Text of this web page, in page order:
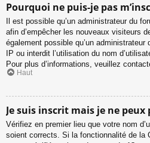
Pourquoi ne puis-je pas
Il est possible qu’un administrateur du
afin d’empêcher les nouveaux visiteurs
également possible qu’un
IP ou interdit l’utilisation du nom
Pour plus d’informations, veuillez
Haut
Je suis inscrit mais je ne peux
Vérifiez en premier lieu que votre nom
soient corrects. Si la fonctionnalité de la